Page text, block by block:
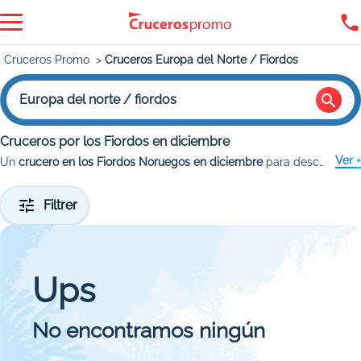
Cruceros Promo Cruceros Europa del Norte / Fiordos
Europa del norte / fiordos
Cruceros por los Fiordos en diciembre
Un crucero en los Fiordos Noruegos en diciembrepara descubrir la belleza del norte de Europa con sus y paisajes impresionantes y vivir una experiencia inolvidable. Disfruta de las ofertas de Ver +
Filtrer
Ups
No encontramos ningún